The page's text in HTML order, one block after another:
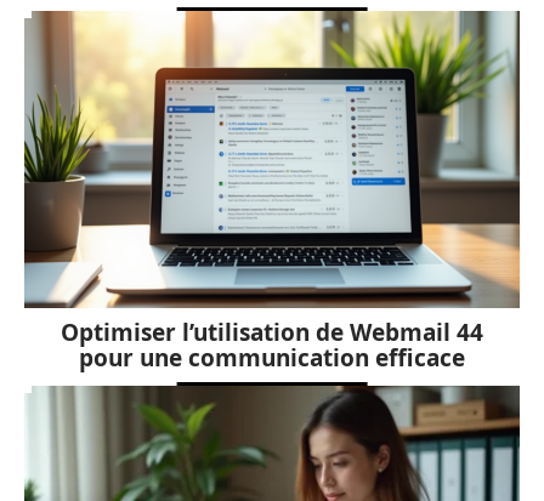
Optimiser l’utilisation de Webmail 44
pour une communication efficace